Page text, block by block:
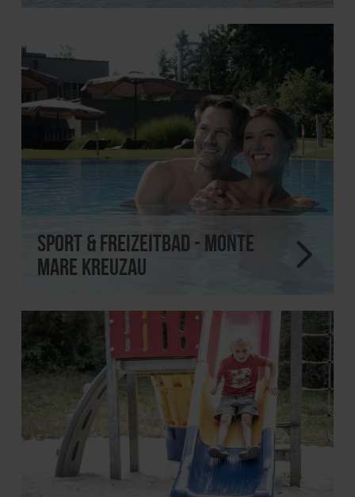
Sport & Freizeitbad - monte
mare Kreuzau